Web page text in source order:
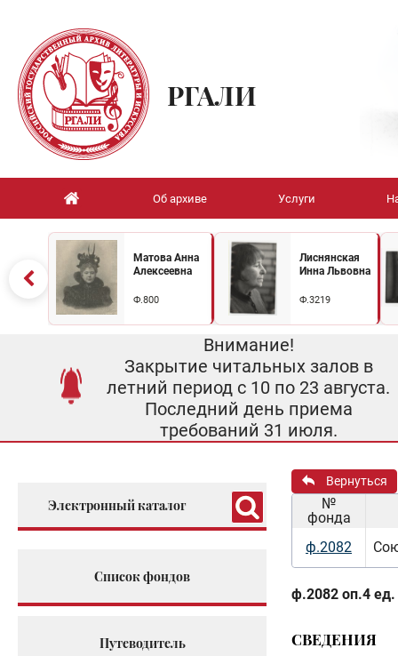
РГАЛИ
Об архиве Услуги
Матова Анна
Алексеевна
Ф.800
Лиснянская
Инна Львовна
Ф.3219
Внимание!
Закрытие читальных залов в
летний период с 10 по 23 августа.
Последний день приема
требований 31 июля.
Электронный каталог
Список фондов
Путеводитель
Вернуться
№
фонда
ф.2082
ф.2082 оп.4 ед.
СВЕДЕНИЯ